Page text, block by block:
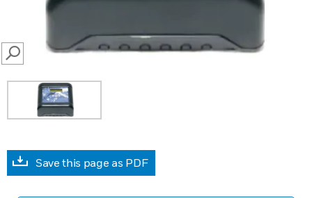
SEARCH
Save this page as PDF